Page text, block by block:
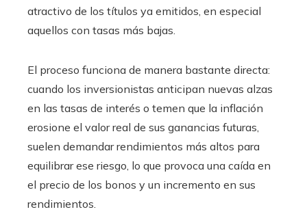
atractivo de los títulos ya emitidos, en especial
aquellos con tasas más bajas.
El proceso funciona de manera bastante directa:
cuando los inversionistas anticipan nuevas alzas
en las tasas de interés o temen que la inflación
erosione el valor real de sus ganancias futuras,
suelen demandar rendimientos más altos para
equilibrar ese riesgo, lo que provoca una caída en
el precio de los bonos y un incremento en sus
rendimientos.